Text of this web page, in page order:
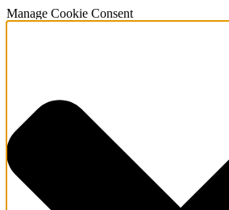
Manage Cookie Consent